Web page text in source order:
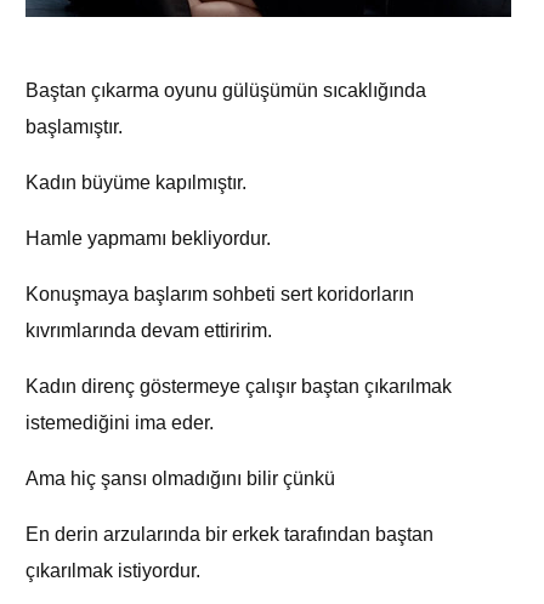
Baştan çıkarma oyunu gülüşümün sıcaklığında
başlamıştır.
Kadın büyüme kapılmıştır.
Hamle yapmamı bekliyordur.
Konuşmaya başlarım sohbeti sert koridorların
kıvrımlarında devam ettiririm.
Kadın direnç göstermeye çalışır baştan çıkarılmak
istemediğini ima eder.
Ama hiç şansı olmadığını bilir çünkü
En derin arzularında bir erkek tarafından baştan
çıkarılmak istiyordur.